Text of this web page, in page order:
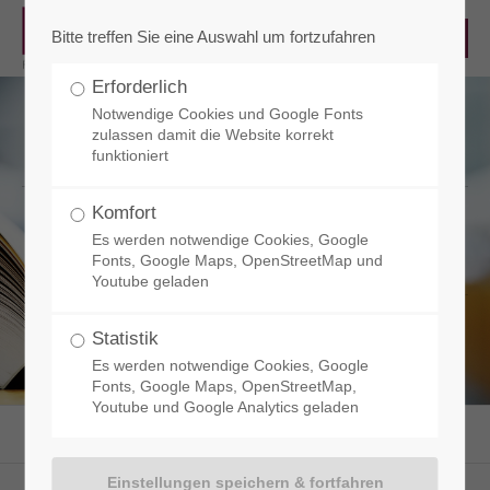
Glossar
Bitte treffen Sie eine Auswahl um fortzufahren
Erforderlich
Notwendige Cookies und Google Fonts
zulassen damit die Website korrekt
funktioniert
Komfort
Es werden notwendige Cookies, Google
Fonts, Google Maps, OpenStreetMap und
Youtube geladen
Statistik
Es werden notwendige Cookies, Google
Fonts, Google Maps, OpenStreetMap,
Youtube und Google Analytics geladen